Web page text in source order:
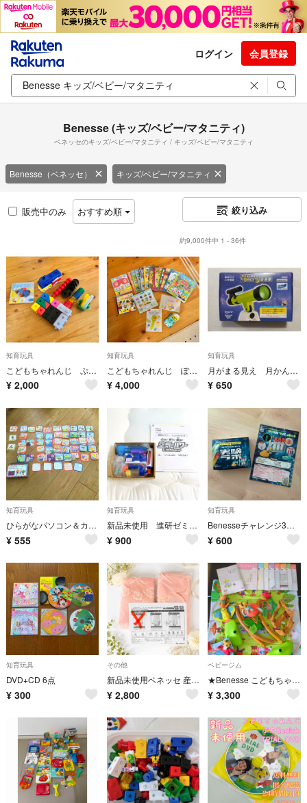
ログイン 会員登録
Benesse (キッズ/ベビー/マタニティ)
ベネッセのキッズ/ベビー/マタニティ / キッズ/ベビー/マタニティ
Benesse（ベネッセ） キッズ/ベビー/マタニティ
販売中のみ おすすめ順 絞り込み
約9,000件中 1 - 36件
知育玩具
こどもちゃれんじ ぷち ぽけっと ブロック
¥ 2,000
知育玩具
こどもちゃれんじ ぽけっと 2.3歳用 おしゃべりしまじろうシリーズ
¥ 4,000
知育玩具
月がまる見え 月かんさつ望遠鏡
¥ 650
知育玩具
ひらがなパソコン＆カルタ しまじろう
¥ 555
知育玩具
新品未使用 進研ゼミ 小学講座 とぶ！すう！走る！ 空気のパワーじっけんセット
¥ 900
知育玩具
Benesseチャレンジ3年生実験ラボ
¥ 600
知育玩具
DVD+CD 6点
¥ 300
その他
新品未使用ベネッセ 産後骨盤ウエストニッパー、リフォームガードル 2点セット70
¥ 2,800
ベビージム
★Benesse こどもちゃれんじ ベビージム 知育玩具
¥ 3,300